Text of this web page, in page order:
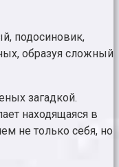
подосиновик,
образуя сложный
загадкой.
находящаяся в
не только себя, но